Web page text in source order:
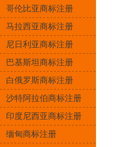
哥伦比亚商标注册
马拉西亚商标注册
尼日利亚商标注册
巴基斯坦商标注册
白俄罗斯商标注册
沙特阿拉伯商标注册
印度尼西亚商标注册
缅甸商标注册